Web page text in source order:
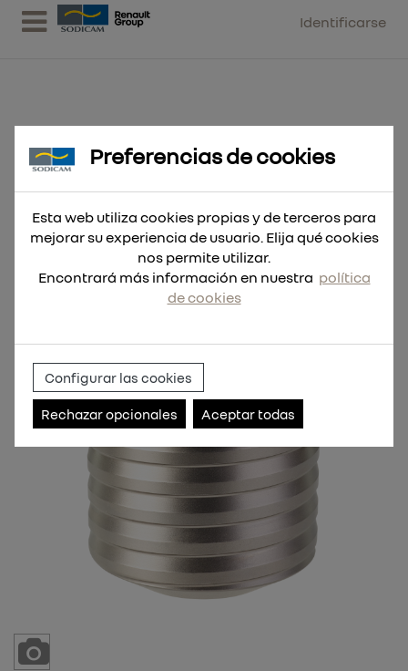
Identificarse
Corona 2 piezas TCT SDS-Max
80x100
Preferencias de cookies
Esta web utiliza cookies propias y de terceros para
mejorar su experiencia de usuario. Elija qué cookies
nos permite utilizar.
Encontrará más información en nuestra política
de cookies
Configurar las cookies
Rechazar opcionales Aceptar todas